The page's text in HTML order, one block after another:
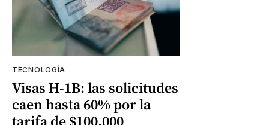
TECNOLOGÍA
Visas H-1B: las solicitudes
caen hasta 60% por la